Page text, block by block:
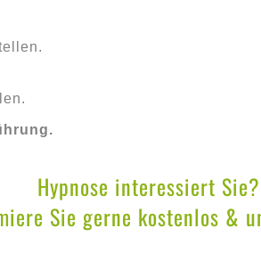
Hypnose interessiert Sie?
Sie gerne kostenlos &